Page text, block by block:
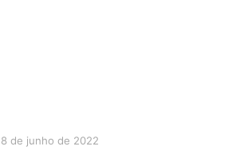
8 de junho de 2022